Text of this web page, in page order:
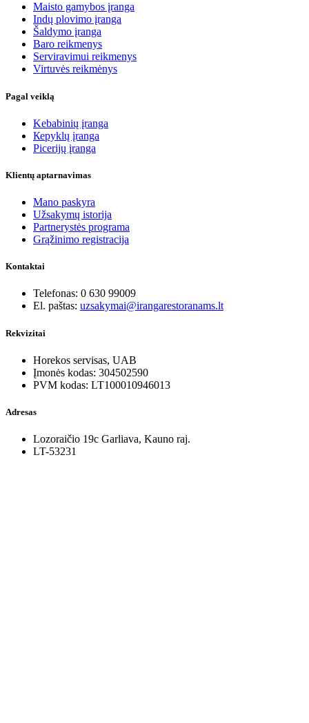
Maisto gamybos įranga
Indų plovimo įranga
Šaldymo įranga
Baro reikmenys
Serviravimui reikmenys
Virtuvės reikmėnys
Pagal veiklą
Kebabinių įranga
Кеpyklų įranga
Picerijų įranga
Klientų aptarnavimas
Mano paskyra
Užsakymų istorija
Partnerystės programa
Grąžinimo registracija
Kontaktai
Telefonas: 0 630 99009
El. paštas: uzsakymai@irangarestoranams.lt
Rekvizitai
Horekos servisas, UAB
Įmonės kodas: 304502590
PVM kodas: LT100010946013
Adresas
Lozoraičio 19c Garliava, Kauno raj.
LT-53231